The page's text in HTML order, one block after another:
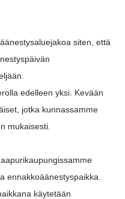
siten, että
edelleen yksi. Kevään
jotka kunnassamme
mukaisesti.
ennakkoäänestyspaikka.
käytetään